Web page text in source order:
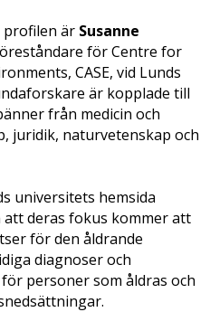
profilen är Susanne
för Centre for
CASE, vid Lunds
är kopplade till
från medicin och
juridik, naturvetenskap och
universitets hemsida
deras fokus kommer att
för den åldrande
diagnoser och
personer som åldras och